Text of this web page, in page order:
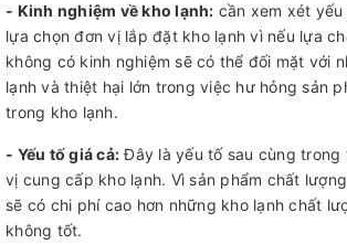
- Kinh nghiệm về kho lạnh: cần xem xét
lựa chọn đơn vị lắp đặt kho lạnh vì nếu lựa
không có kinh nghiệm sẽ có thể đối mặt với
lạnh và thiệt hại lớn trong việc hư hỏng sản
trong kho lạnh.
- Yếu tố giá cả:Đây là yếu tố sau cùng trong
vị cung cấp kho lạnh. Vì sản phẩm chất
sẽ có chi phí cao hơn những kho lạnh chất
không tốt.